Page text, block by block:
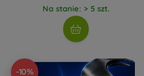
Na stanie: > 5 szt.
-10%